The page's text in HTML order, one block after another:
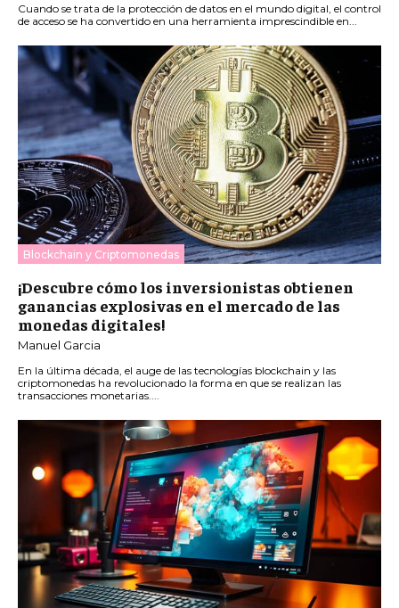
Cuando se trata de la protección de datos en el mundo digital, el control
de acceso se ha convertido en una herramienta imprescindible en...
Blockchain y Criptomonedas
¡Descubre cómo los inversionistas obtienen
ganancias explosivas en el mercado de las
monedas digitales!
Manuel Garcia
En la última década, el auge de las tecnologías blockchain y las
criptomonedas ha revolucionado la forma en que se realizan las
transacciones monetarias....